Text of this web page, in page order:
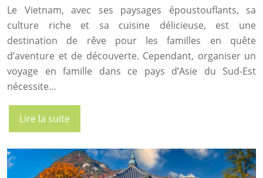
Le Vietnam, avec ses paysages époustouflants, sa
culture riche et sa cuisine délicieuse, est une
destination de rêve pour les familles en quête
d’aventure et de découverte. Cependant, organiser un
voyage en famille dans ce pays d’Asie du Sud-Est
nécessite…
Lire la suite